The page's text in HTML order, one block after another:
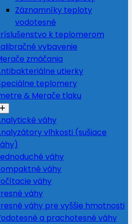
Záznamníky teploty
vodotesné
k teplomerom
vybavenie
zmáčania
utierky
teplomery
& Merače tlaku
váhy
vlhkosti (sušiace
váhy
váhy
váhy
váhy
váhy pre vyššie hmotnosti
a prachotesné váhy